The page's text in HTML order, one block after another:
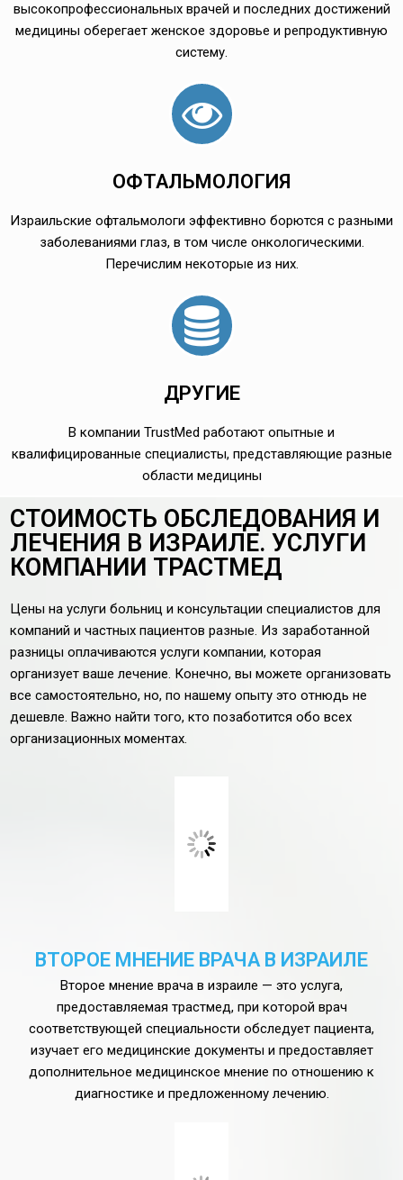
высокопрофессиональных врачей и последних достижений
медицины оберегает женское здоровье и репродуктивную
систему.
ОФТАЛЬМОЛОГИЯ
Израильские офтальмологи эффективно борются с разными
заболеваниями глаз, в том числе онкологическими.
Перечислим некоторые из них.
ДРУГИЕ
В компании TrustMed работают опытные и
квалифицированные специалисты, представляющие разные
области медицины
СТОИМОСТЬ ОБСЛЕДОВАНИЯ И
ЛЕЧЕНИЯ В ИЗРАИЛЕ. УСЛУГИ
КОМПАНИИ ТРАСТМЕД
Цены на услуги больниц и консультации специалистов для
компаний и частных пациентов разные. Из заработанной
разницы оплачиваются услуги компании, которая
организует ваше лечение. Конечно, вы можете организовать
все самостоятельно, но, по нашему опыту это отнюдь не
дешевле. Важно найти того, кто позаботится обо всех
организационных моментах.
ВТОРОЕ МНЕНИЕ ВРАЧА В ИЗРАИЛЕ
Второе мнение врача в израиле — это услуга,
предоставляемая трастмед, при которой врач
соответствующей специальности обследует пациента,
изучает его медицинские документы и предоставляет
дополнительное медицинское мнение по отношению к
диагностике и предложенному лечению.